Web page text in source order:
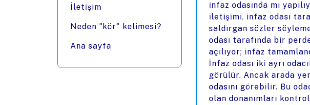
İletişim
Neden "kör" kelimesi?
Ana sayfa
infaz odasında mı
iletişimi, infaz odası
saldırgan sözler
odası tarafında bir
açılıyor; infaz
İnfaz odası iki ayrı
görülür. Ancak arada
odasını görebilir. Bu
olan donanımları